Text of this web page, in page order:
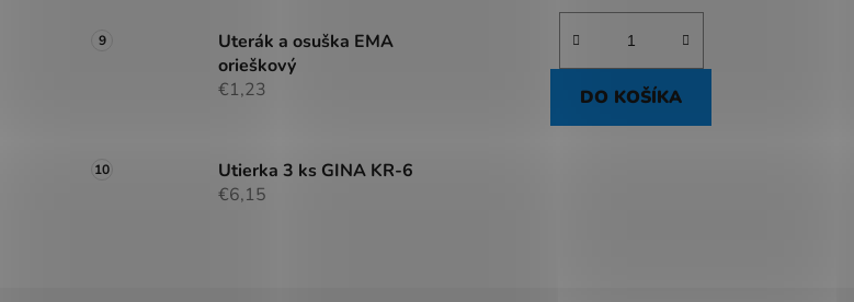
Uterák a osuška EMA
orieškový
€1,23
Utierka 3 ks GINA KR-6
€6,15
DO KOŠÍKA